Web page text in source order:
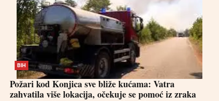
BIH
Požari kod Konjica sve bliže kućama: Vatra
zahvatila više lokacija, očekuje se pomoć iz zraka